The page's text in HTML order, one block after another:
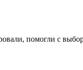
помогли с